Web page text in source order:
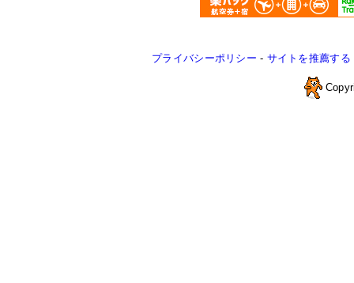
プライバシーポリシー - サイトを推薦する